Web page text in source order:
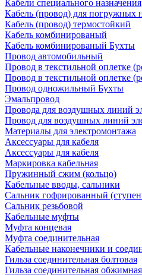
Кабели специального назначения
Кабель (провод) для погружных
Кабель (провод) термостойкий
Кабель комбинированый
Кабель комбинированый Бухты
Провод автомобильный
Провод в текстильной оплетке
Провод в текстильной оплетке
Провод одножильный Бухты
Эмальпровод
Провода для воздушных линий
Провод для воздушных линий
Материалы для электромонтажа
Аксессуары для кабеля
Аксессуары для кабеля
Маркировка кабельная
Пружинный сжим (кольцо)
Кабельные вводы, сальники
Сальник гофрированный
Сальник резьбовой
Кабельные муфты
Муфта концевая
Муфта соединительная
Кабельные наконечники и
Гильза соединительная болтовая
Гильза соединительная